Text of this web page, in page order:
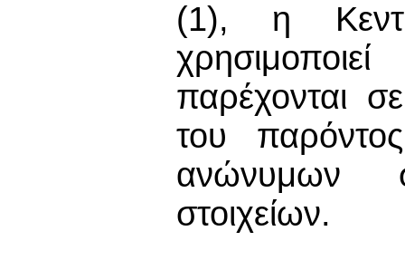
(1), η
παρέχονται
του
ανώνυμων
στοιχείων.